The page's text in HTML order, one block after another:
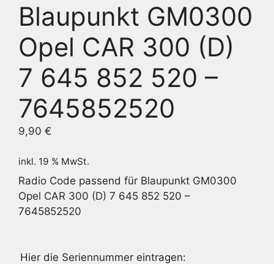
Blaupunkt GM0300
Opel CAR 300 (D)
7 645 852 520 –
7645852520
9,90 €
inkl. 19 % MwSt.
Radio Code passend für Blaupunkt GM0300
Opel CAR 300 (D) 7 645 852 520 –
7645852520
Hier die Seriennummer eintragen: